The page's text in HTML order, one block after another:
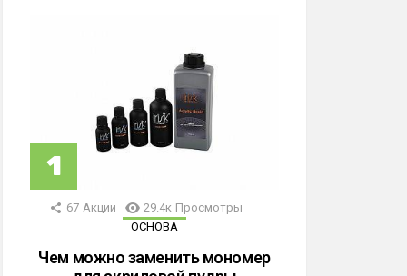
67 Акции 29.4к Просмотры
ОСНОВА
Чем можно заменить мономер